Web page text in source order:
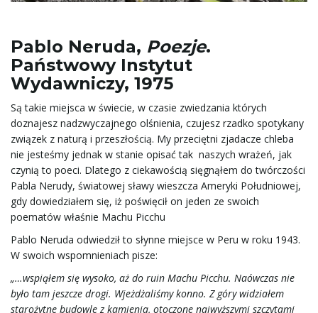
a
w
i
Pablo Neruda, Poezje.
Państwowy Instytut
Wydawniczy, 1975
Są takie miejsca w świecie, w czasie zwiedzania których
doznajesz nadzwyczajnego olśnienia, czujesz rzadko spotykany
związek z naturą i przeszłością. My przeciętni zjadacze chleba
nie jesteśmy jednak w stanie opisać tak naszych wrażeń, jak
czynią to poeci. Dlatego z ciekawością sięgnąłem do twórczości
Pabla Nerudy, światowej sławy wieszcza Ameryki Południowej,
gdy dowiedziałem się, iż poświęcił on jeden ze swoich
poematów właśnie Machu Picchu
Pablo Neruda odwiedził to słynne miejsce w Peru w roku 1943.
W swoich wspomnieniach pisze:
„…wspiąłem się wysoko, aż do ruin Machu Picchu. Naówczas nie
było tam jeszcze drogi. Wjeżdżaliśmy konno. Z góry widziałem
starożytne budowle z kamienia, otoczone najwyższymi szczytami